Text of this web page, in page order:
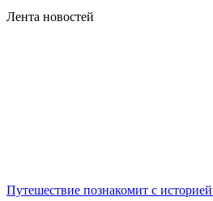
Лента новостей
Путешествие познакомит с